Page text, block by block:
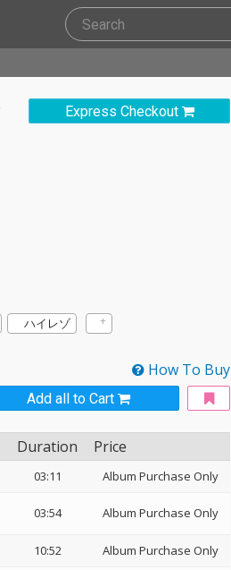
Express Checkout
ハイレゾ
How To Buy
Add all to Cart
Duration Price
03:11 Album Purchase Only
03:54 Album Purchase Only
10:52
Album Purchase Only